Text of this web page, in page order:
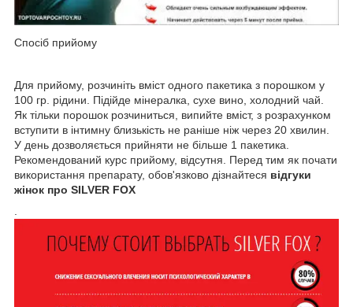
Спосіб прийому
Для прийому, розчиніть вміст одного пакетика з порошком у
100 гр. рідини. Підійде мінералка, сухе вино, холодний чай.
Як тільки порошок розчиниться, випийте вміст, з розрахунком
вступити в інтимну близькість не раніше ніж через 20 хвилин.
У день дозволяється прийняти не більше 1 пакетика.
Рекомендований курс прийому, відсутня. Перед тим як почати
використання препарату, обов'язково дізнайтеся відгуки
жінок про SILVER FOX